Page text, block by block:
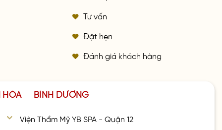
Tư vấn
Đặt hẹn
Đánh giá khách hàng
HÒA BÌNH DƯƠNG
Viện Thẩm Mỹ YB SPA - Quận 12